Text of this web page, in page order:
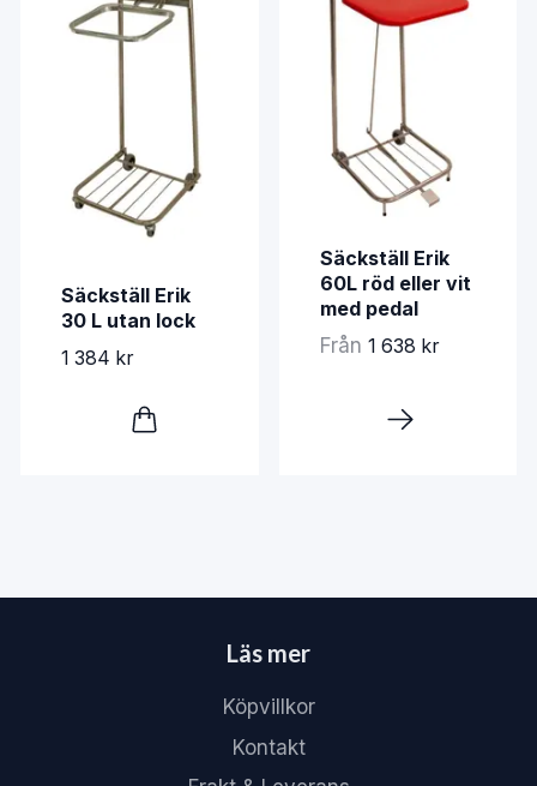
Säckställ Erik
30 L utan lock
1 384 kr
Säckställ Erik
60L röd eller vit
med pedal
Från 1 638 kr
Läs mer
Köpvillkor
Kontakt